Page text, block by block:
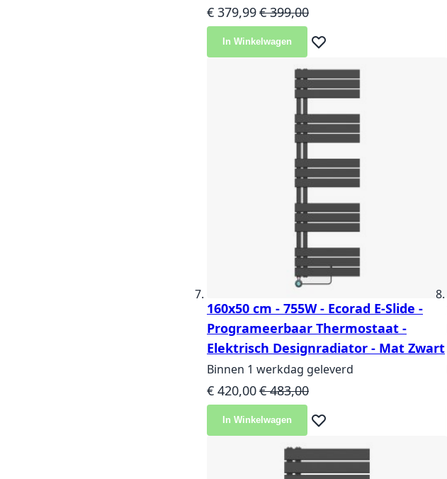
Speciale prijs
€ 379,99Normale prijs
€ 399,00
In Winkelwagen Voeg toe aan verlanglijst
160x50 cm - 755W - Ecorad E-Slide -
Programeerbaar Thermostaat -
Elektrisch Designradiator - Mat Zwart
Binnen 1 werkdag geleverd
Speciale prijs
€ 420,00Normale prijs
€ 483,00
In Winkelwagen Voeg toe aan verlanglijst